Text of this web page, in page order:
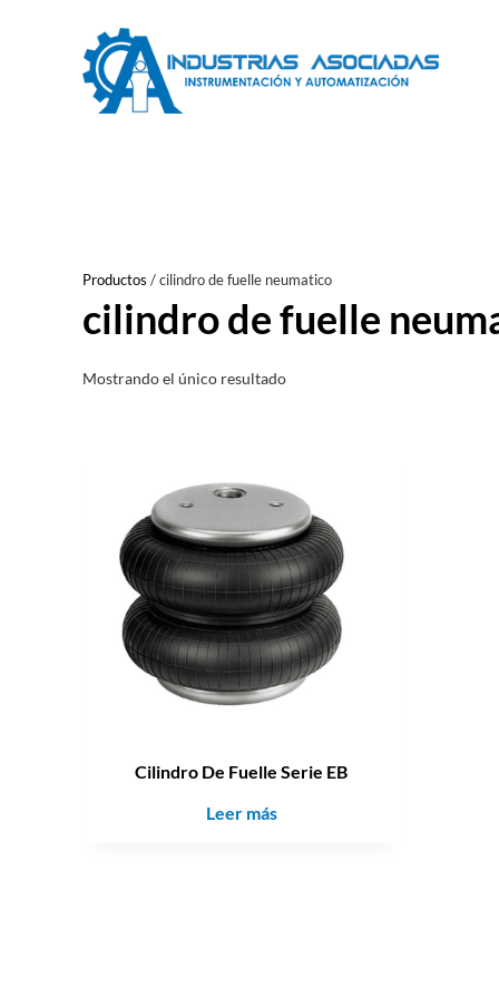
Productos /cilindro de fuelle neumatico
cilindro de fuelle
Mostrando el único resultado
Cilindro De Fuelle Serie EB
Leer más